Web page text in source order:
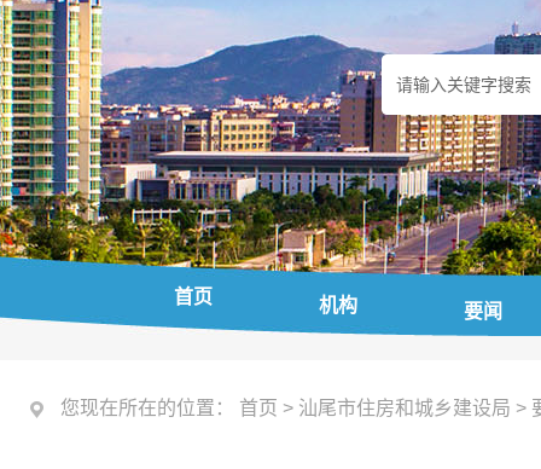
首页 机构 要闻
您现在所在的位置： 首页 > 汕尾市住房和城乡建设局 >